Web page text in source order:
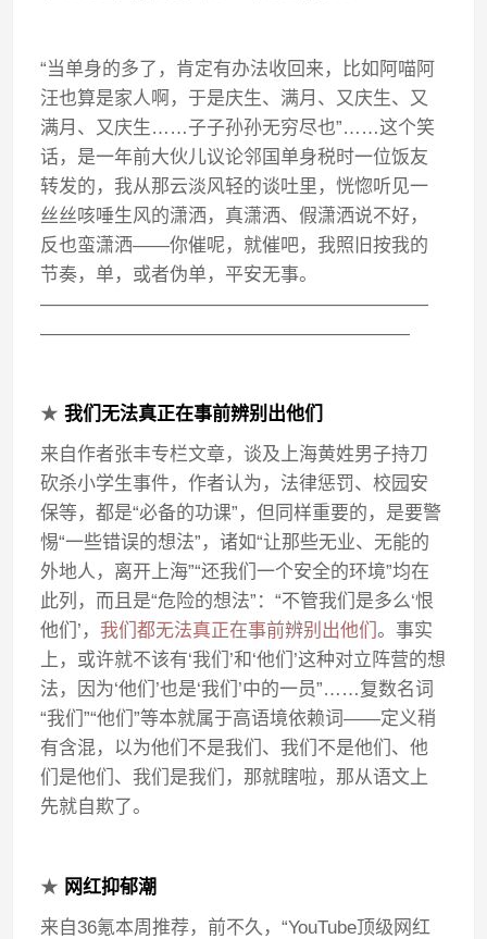
“当单身的多了，肯定有办法收回来，比如阿喵阿
汪也算是家人啊，于是庆生、满月、又庆生、又
满月、又庆生……子子孙孙无穷尽也”……这个笑
话，是一年前大伙儿议论邻国单身税时一位饭友
转发的，我从那云淡风轻的谈吐里，恍惚听见一
丝丝咳唾生风的潇洒，真潇洒、假潇洒说不好，
反也蛮潇洒——你催呢，就催吧，我照旧按我的
节奏，单，或者伪单，平安无事。
—————————————————————
————————————————————
★我们无法真正在事前辨别出他们
来自作者张丰专栏文章，谈及上海黄姓男子持刀
砍杀小学生事件，作者认为，法律惩罚、校园安
保等，都是“必备的功课”，但同样重要的，是要警
惕“一些错误的想法”，诸如“让那些无业、无能的
外地人，离开上海”“还我们一个安全的环境”均在
此列，而且是“危险的想法”：“不管我们是多么‘恨
他们’，我们都无法真正在事前辨别出他们。事实
上，或许就不该有‘我们’和‘他们’这种对立阵营的想
法，因为‘他们’也是‘我们’中的一员”……复数名词
“我们”“他们”等本就属于高语境依赖词——定义稍
有含混，以为他们不是我们、我们不是他们、他
们是他们、我们是我们，那就瞎啦，那从语文上
先就自欺了。
★ 网红抑郁潮
来自36氪本周推荐，前不久，“YouTube顶级网红